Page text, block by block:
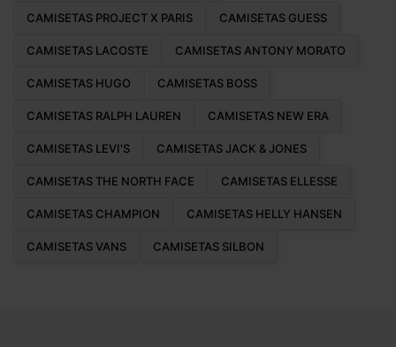
CAMISETAS PROJECT X PARIS CAMISETAS GUESS
CAMISETAS LACOSTE CAMISETAS ANTONY MORATO
CAMISETAS HUGO CAMISETAS BOSS
CAMISETAS RALPH LAUREN CAMISETAS NEW ERA
CAMISETAS LEVI'S CAMISETAS JACK & JONES
CAMISETAS THE NORTH FACE CAMISETAS ELLESSE
CAMISETAS CHAMPION CAMISETAS HELLY HANSEN
CAMISETAS VANS CAMISETAS SILBON